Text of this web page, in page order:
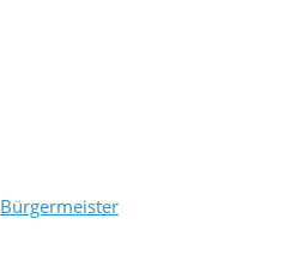
Bürgermeister